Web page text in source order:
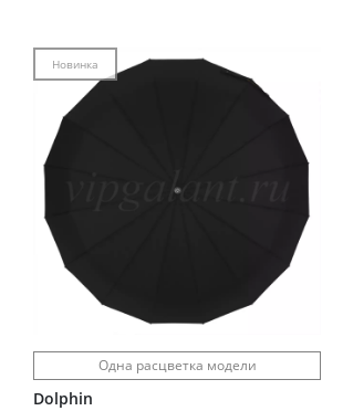
Новинка
Одна расцветка модели
Dolphin